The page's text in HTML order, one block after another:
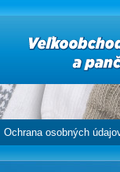
Ochrana osobných